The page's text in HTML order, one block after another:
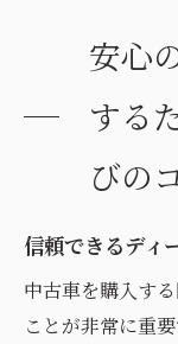
安心
する
びの
信頼できるディ
中古車を購入す
ことが非常に重